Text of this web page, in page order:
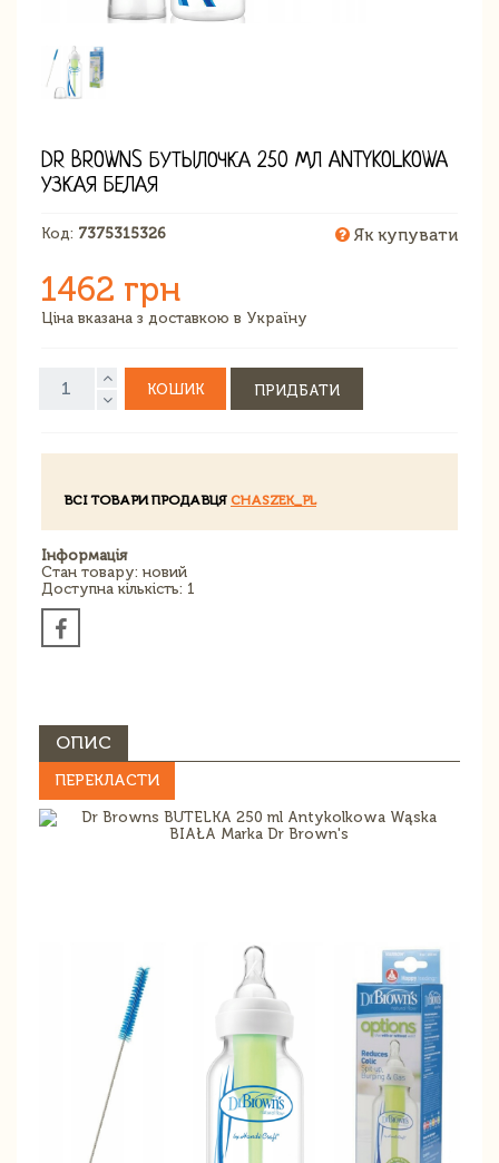
DR BROWNS БУТЫЛОЧКА 250 МЛ ANTYKOLKOWA
УЗКАЯ БЕЛАЯ
Код: 7375315326 Як купувати
1462 грн
Ціна вказана з доставкою в Україну
КОШИК ПРИДБАТИ
ВСІ ТОВАРИ ПРОДАВЦЯ CHASZEK_PL
Інформація
Стан товару: новий
Доступна кількість: 1
ОПИС
ПЕРЕКЛАСТИ